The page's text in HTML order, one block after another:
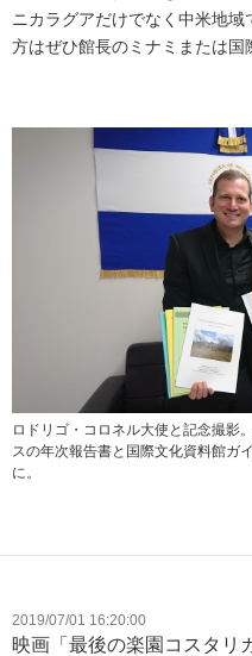
ニカラグアだけでなく中米地
方はぜひ館長のミナミまたは
ロドリゴ・コロネル大使と記念撮影
スの年次報告書と国際文化資料館ガ
に。
2019/07/01 16:20:00
映画「最後の楽園コスタリ